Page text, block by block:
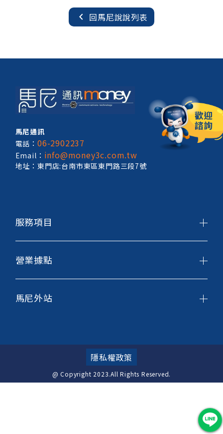
chevron_left 回馬尼說說列表
馬尼通訊
電話：06-2902237
Email： info@money3c.com.tw
地址：東門店:台南市東區東門路三段7號
服務項目
營業據點
馬尼外站
隱私權政策
@ Copyright 2023.All Rights Reserved.